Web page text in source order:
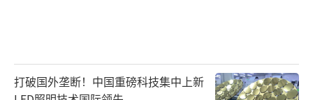
打破国外垄断！中国重磅科技集中上新